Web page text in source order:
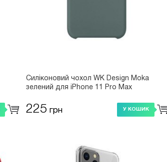
Силіконовий чохол WK Design Moka
зелений для iPhone 11 Pro Max
225 грн У КОШИК